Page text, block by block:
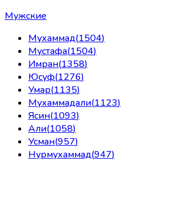
Мужские
Мухаммад(1504)
Мустафа(1504)
Имран(1358)
Юсуф(1276)
Умар(1135)
Мухаммадали(1123)
Ясин(1093)
Али(1058)
Усман(957)
Нурмухаммад(947)